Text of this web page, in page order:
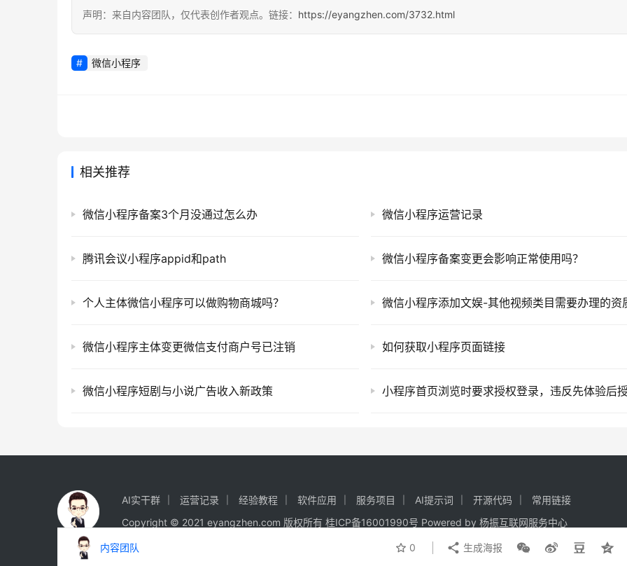
声明：来自内容团队，仅代表创作者观点。链接： https://eyangzhen.com/3732.html
微信小程序
内容团队 0 生成海报
相关推荐
微信小程序备案3个月没通过怎么办 微信小程序运营记录
腾讯会议小程序appid和path 微信小程序备案变更会影响正常使用吗？
个人主体微信小程序可以做购物商城吗？ 微信小程序添加文娱-其他视频类目需要办理的资
微信小程序主体变更微信支付商户号已注销 如何获取小程序页面链接
微信小程序短剧与小说广告收入新政策
AI实干群 运营记录 经验教程 软件应用 服务项目 AI提示词 开源代码
常用链接
Copyright © 2021 eyangzhen.com 版权所有 桂ICP备16001990号 Powered by 杨振互联网服务中心